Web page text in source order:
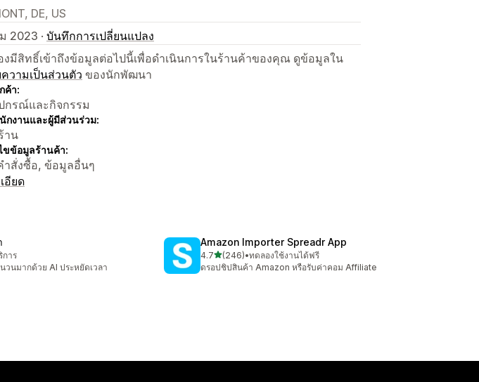
DE, US
2023 · บันทึกการเปลี่ยนแปลง
งมีสิทธิ์เข้าถึงข้อมูลต่อไปนี้เพื่อดำเนินการในร้านค้าของคุณ ดูข้อมูลใน
วามเป็นส่วนตัว ของนักพัฒนา
ค้า:
กรณ์และกิจกรรม
กงานและผู้มีส่วนร่วม:
าน
ขข้อมูลร้านค้า:
ำสั่งซื้อ, ข้อมูลอื่นๆ
อียด
าร
นมากด้วย AI ประหยัดเวลา
Amazon Importer Spreadr App
4.7เต็ม 5 ดาว
(246)
ทั้งหมด 246 รีวิว
•ทดลองใช้งานได้ฟรี
ดรอปชิปสินค้า Amazon หรือรับค่าคอม Affiliate